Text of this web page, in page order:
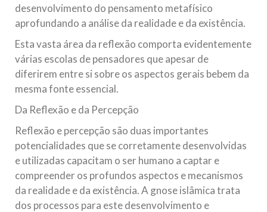
desenvolvimento do pensamento metafísico
aprofundando a análise da realidade e da existência.
Esta vasta área da reflexão comporta evidentemente
várias escolas de pensadores que apesar de
diferirem entre si sobre os aspectos gerais bebem da
mesma fonte essencial.
Da Reflexão e da Percepção
Reflexão e percepção são duas importantes
potencialidades que se corretamente desenvolvidas
e utilizadas capacitam o ser humano a captar e
compreender os profundos aspectos e mecanismos
da realidade e da existência. A gnose islâmica trata
dos processos para este desenvolvimento e